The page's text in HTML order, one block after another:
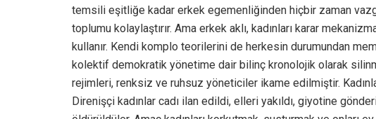
temsili eşitliğe kadar erkek egemenliğinden hiçbir zaman
toplumu kolaylaştırır. Ama erkek aklı, kadınları karar
kullanır. Kendi komplo teorilerini de herkesin durumundan
kolektif demokratik yönetime dair bilinç kronolojik olarak
rejimleri, renksiz ve ruhsuz yöneticiler ikame edilmiştir.
Direnişçi kadınlar cadı ilan edildi, elleri yakıldı, giyotine